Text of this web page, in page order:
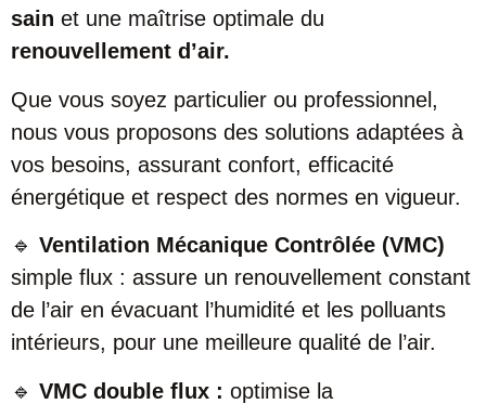
sain et une maîtrise optimale du
renouvellement d’air.
Que vous soyez particulier ou professionnel,
nous vous proposons des solutions adaptées à
vos besoins, assurant confort, efficacité
énergétique et respect des normes en vigueur.
🔹 Ventilation Mécanique Contrôlée (VMC)
simple flux : assure un renouvellement constant
de l’air en évacuant l’humidité et les polluants
intérieurs, pour une meilleure qualité de l’air.
🔹 VMC double flux : optimise la